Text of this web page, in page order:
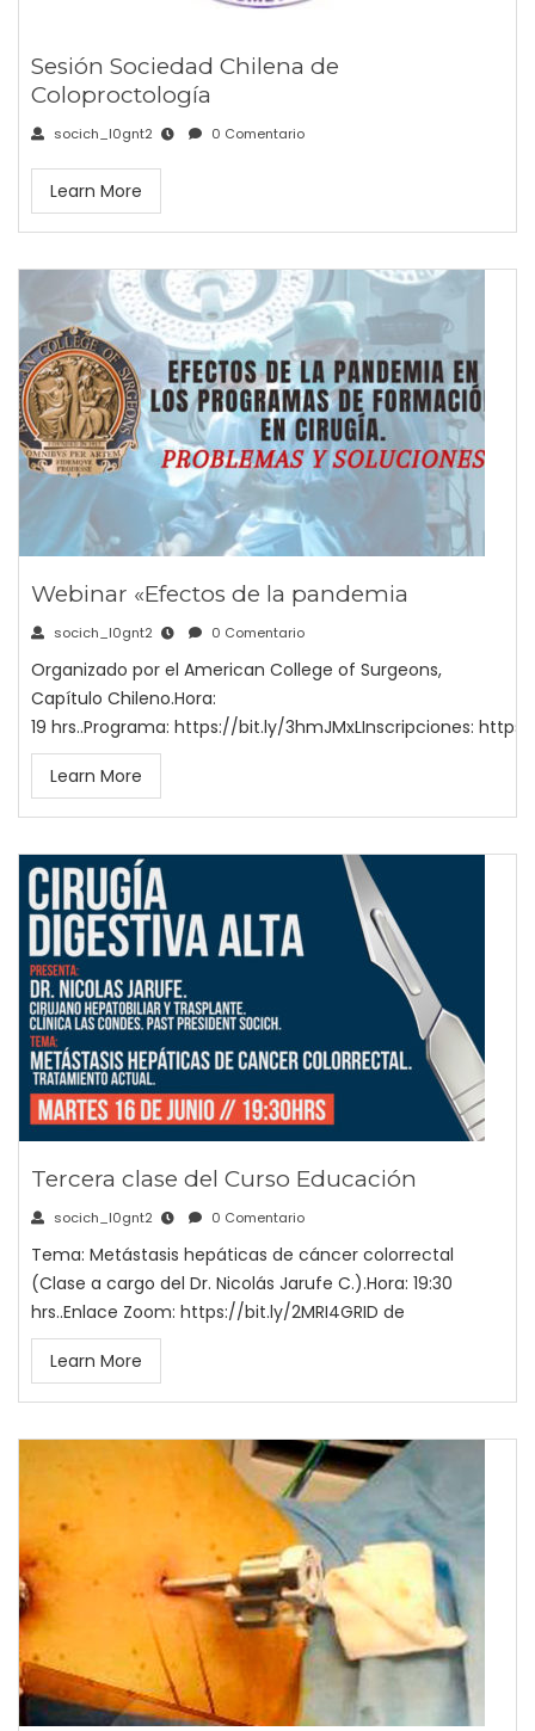
Sesión Sociedad Chilena de
Coloproctología
socich_l0gnt2 0 Comentario
Learn More
Webinar «Efectos de la pandemia
socich_l0gnt2 0 Comentario
Organizado por el American College of Surgeons,
Capítulo Chileno.Hora:
19 hrs..Programa: https://bit.ly/3hmJMxLInscripciones:
Learn More
Tercera clase del Curso Educación
socich_l0gnt2 0 Comentario
Tema: Metástasis hepáticas de cáncer colorrectal
(Clase a cargo del Dr. Nicolás Jarufe C.).Hora: 19:30
hrs..Enlace Zoom: https://bit.ly/2MRI4GRID de
Learn More